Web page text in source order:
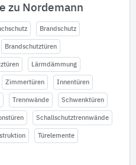
zu Nordemann
Brandschutz
Brandschutztüren
Lärmdämmung
Zimmertüren Innentüren
Trennwände Schwenktüren
Schallschutztrennwände
Türelemente